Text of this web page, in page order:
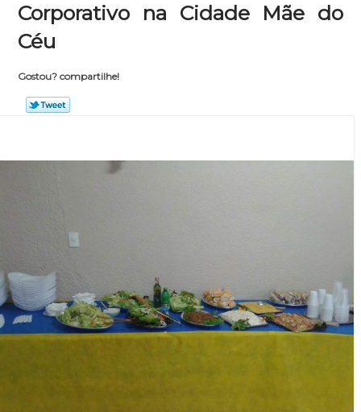
Corporativo na Cidade Mãe do
Céu
Gostou? compartilhe!